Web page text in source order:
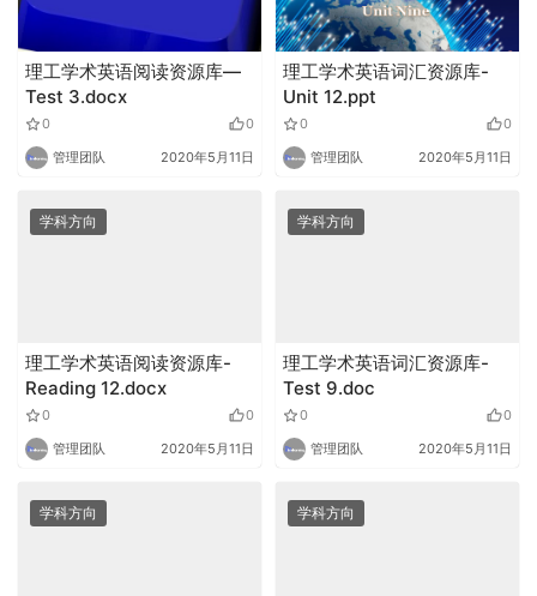
理工学术英语阅读资源库—
Test 3.docx
0 0
管理团队 2020年5月11日
理工学术英语词汇资源库-
Unit 12.ppt
0 0
管理团队 2020年5月11日
学科方向
理工学术英语阅读资源库-
Reading 12.docx
0 0
管理团队 2020年5月11日
学科方向
理工学术英语词汇资源库-
Test 9.doc
0 0
管理团队 2020年5月11日
学科方向 学科方向